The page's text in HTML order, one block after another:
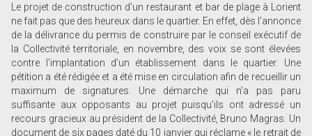
Le projet de construction d’un restaurant et bar de plage à Lorient
ne fait pas que des heureux dans le quartier. En effet, dès l’annonce
de la délivrance du permis de construire par le conseil exécutif de
la Collectivité territoriale, en novembre, des voix se sont élevées
contre l’implantation d’un établissement dans le quartier. Une
pétition a été rédigée et a été mise en circulation afin de recueillir un
maximum de signatures. Une démarche qui n’a pas paru
suffisante aux opposants au projet puisqu’ils ont adressé un
recours gracieux au président de la Collectivité, Bruno Magras. Un
document de six pages daté du 10 janvier qui réclame « le retrait de